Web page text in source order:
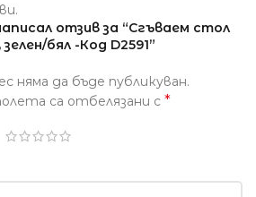
отзив за “Сгъваем стол
бял -Код D2591”
няма да бъде публикуван.
са отбелязани с *